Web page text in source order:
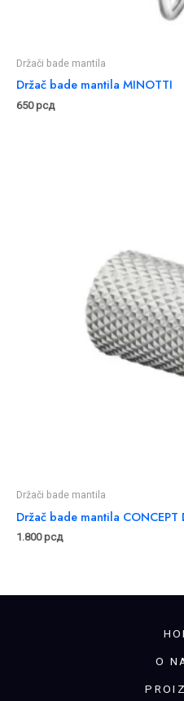
Držači bade mantila
Držač bade mantila MINOTTI
650рсд
Držači bade mantila
Držač bade mantila CONCEPT
1.800рсд
O